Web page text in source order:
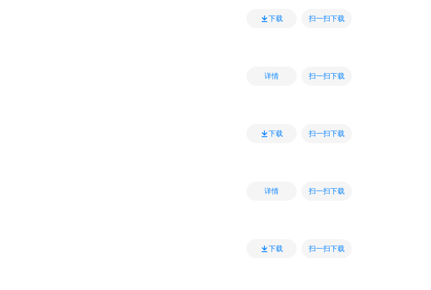
下载 扫一扫下载
详情 扫一扫下载
下载 扫一扫下载
详情 扫一扫下载
下载 扫一扫下载